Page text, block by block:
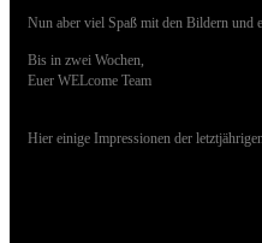
Nun aber viel Spaß mit den Bildern und
Bis in zwei Wochen,
Euer WELcome Team
Hier einige Impressionen der